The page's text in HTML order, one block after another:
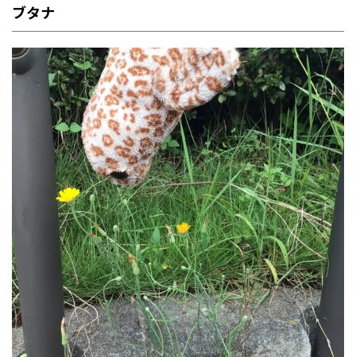
ブタナ